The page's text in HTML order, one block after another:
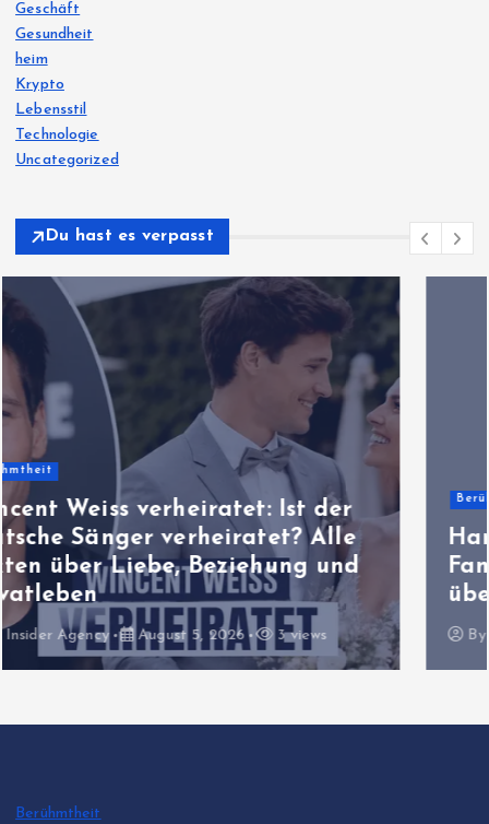
Geschäft
Gesundheit
heim
Krypto
Lebensstil
Technologie
Uncategorized
Du hast es verpasst
Berühmtheit
Harriet Herbig-Matten Eltern:
Familie, Herkunft und alles, was
über ihr Privatleben bekannt ist
ByInsider Agency August 5, 2026 13 views
Berühmtheit